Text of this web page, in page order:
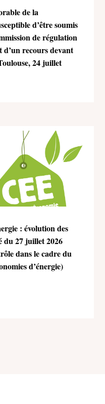
de la
d’être soumis
de régulation
d’un recours devant
24 juillet
: évolution des
du 27 juillet 2026
dans le cadre du
d’énergie)